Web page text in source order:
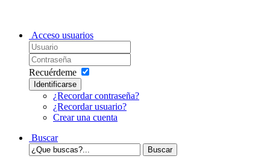
Acceso usuarios
Recuérdeme
Identificarse
¿Recordar contraseña?
¿Recordar usuario?
Crear una cuenta
Buscar